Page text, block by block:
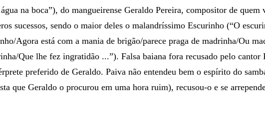
na boca”), do mangueirense Geraldo Pereira, compositor de quem
sucessos, sendo o maior deles o malandríssimo Escurinho (“O
Agora está com a mania de brigão/parece praga de madrinha/Ou
Que lhe fez ingratidão ...”). Falsa baiana fora recusado pelo cantor
preferido de Geraldo. Paiva não entendeu bem o espírito do
que Geraldo o procurou em uma hora ruim), recusou-o e se